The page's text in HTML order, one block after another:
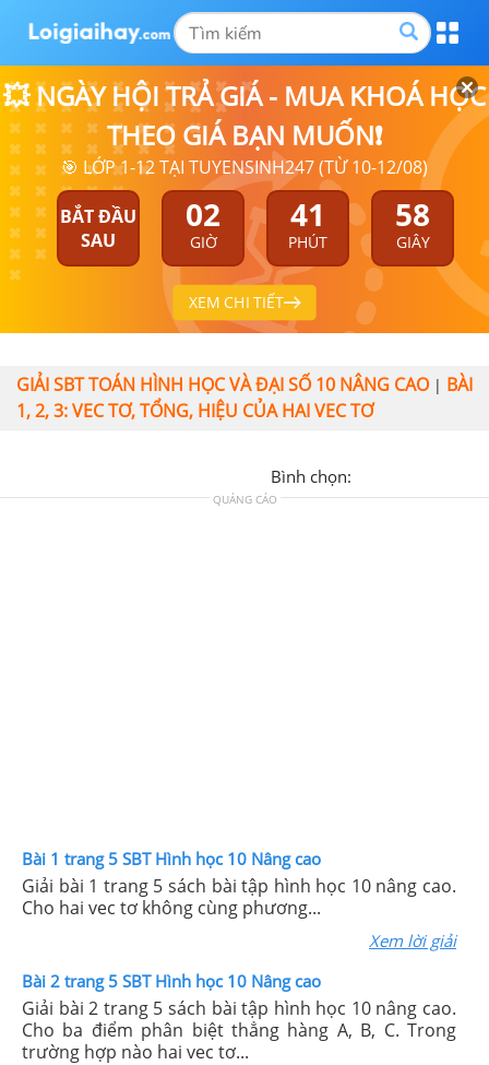
💥 NGÀY HỘI TRẢ GIÁ - MUA KHOÁ HỌC
THEO GIÁ BẠN MUỐN❗
🎯 LỚP 1-12 TẠI TUYENSINH247 (TỪ 10-12/08)
BẮT ĐẦU
SAU
02
GIỜ
41
PHÚT
57
GIÂY
XEM CHI TIẾT
GIẢI SBT TOÁN HÌNH HỌC VÀ ĐẠI SỐ 10 NÂNG CAO| BÀI
1, 2, 3: VEC TƠ, TỔNG, HIỆU CỦA HAI VEC TƠ
Bình chọn:
QUẢNG CÁO
Bài 1 trang 5 SBT Hình học 10 Nâng cao
Giải bài 1 trang 5 sách bài tập hình học 10 nâng cao.
Cho hai vec tơ không cùng phương...
Xem lời giải
Bài 2 trang 5 SBT Hình học 10 Nâng cao
Giải bài 2 trang 5 sách bài tập hình học 10 nâng cao.
Cho ba điểm phân biệt thẳng hàng A, B, C. Trong
trường hợp nào hai vec tơ...